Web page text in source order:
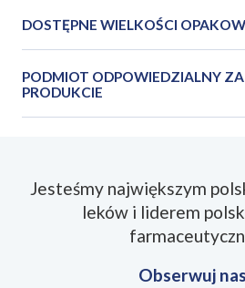
Składniki 2
Ekstrakt z ziela skrzypu
Ekstrakt z kłącza perzu
Ekstrakt z korzeń lubczyka
DOSTĘPNE WIELKOŚCI
PODMIOT ODPOWIEDZIALNY
PRODUKCIE
Jesteśmy największym
leków i liderem
Obserwuj